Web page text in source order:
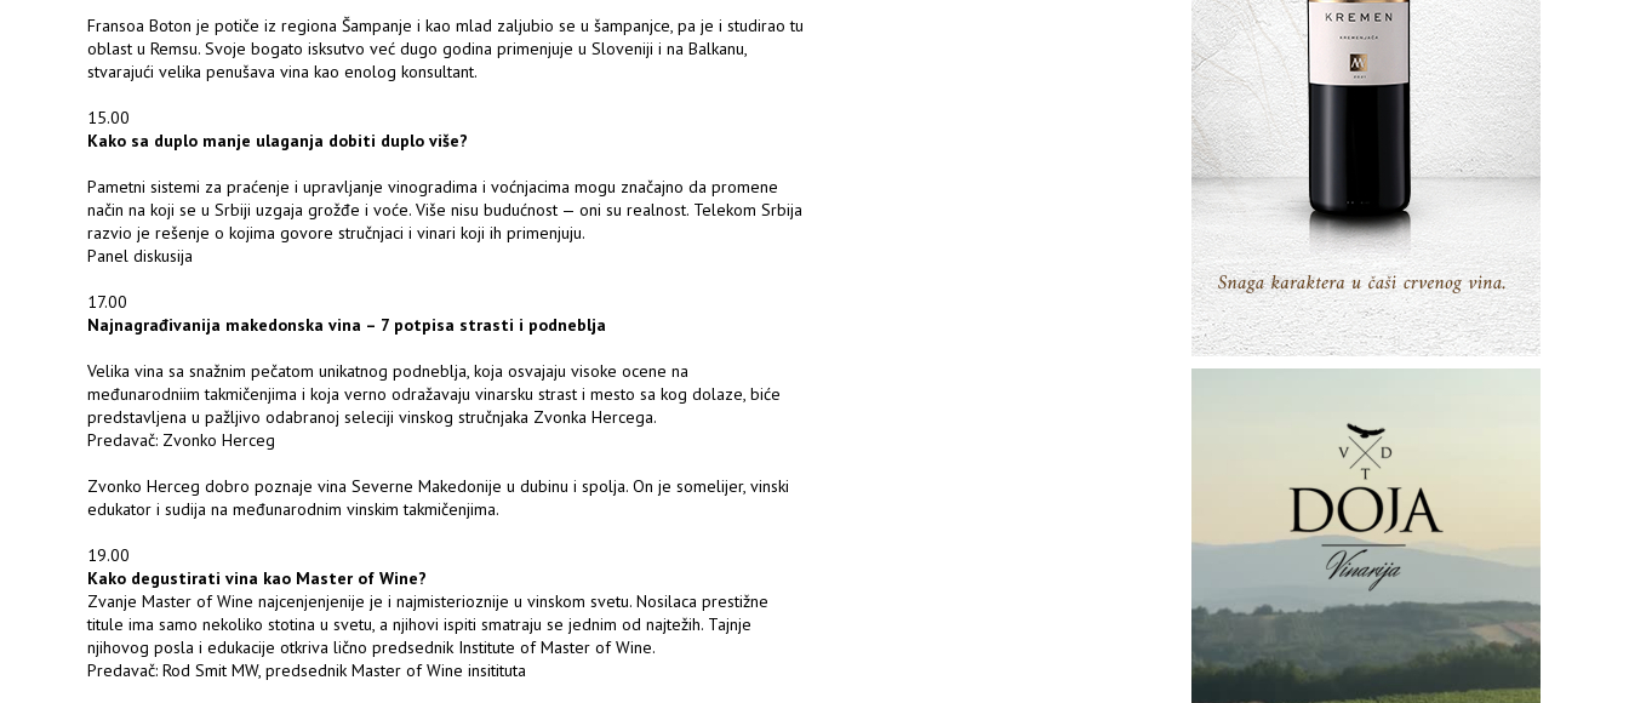
Fransoa Boton je potiče iz regiona Šampanje i kao mlad zaljubio se u šampanjce, pa je i studirao tu
oblast u Remsu. Svoje bogato isksutvo već dugo godina primenjuje u Sloveniji i na Balkanu,
stvarajući velika penušava vina kao enolog konsultant.
15.00
Kako sa duplo manje ulaganja dobiti duplo više?
Pametni sistemi za praćenje i upravljanje vinogradima i voćnjacima mogu značajno da promene
način na koji se u Srbiji uzgaja grožđe i voće. Više nisu budućnost — oni su realnost. Telekom Srbija
razvio je rešenje o kojima govore stručnjaci i vinari koji ih primenjuju.
Panel diskusija
17.00
Najnagrađivanija makedonska vina – 7 potpisa strasti i podneblja
Velika vina sa snažnim pečatom unikatnog podneblja, koja osvajaju visoke ocene na
međunarodniim takmičenjima i koja verno odražavaju vinarsku strast i mesto sa kog dolaze, biće
predstavljena u pažljivo odabranoj seleciji vinskog stručnjaka Zvonka Hercega.
Predavač: Zvonko Herceg
Zvonko Herceg dobro poznaje vina Severne Makedonije u dubinu i spolja. On je somelijer, vinski
edukator i sudija na međunarodnim vinskim takmičenjima.
19.00
Kako degustirati vina kao Master of Wine?
Zvanje Master of Wine najcenjenjenije je i najmisterioznije u vinskom svetu. Nosilaca prestižne
titule ima samo nekoliko stotina u svetu, a njihovi ispiti smatraju se jednim od najtežih. Tajnje
njihovog posla i edukacije otkriva lično predsednik Institute of Master of Wine.
Predavač: Rod Smit MW, predsednik Master of Wine insitituta